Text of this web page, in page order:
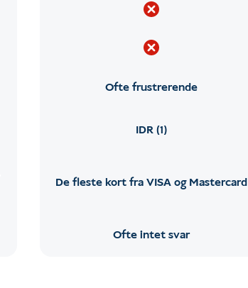
Ofte frustrerende
IDR (1)
De fleste kort fra VISA og Mastercard
Ofte intet svar